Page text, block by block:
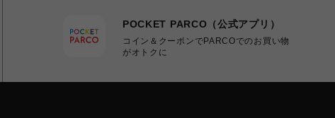
POCKET PARCO（公式アプリ）
コイン＆クーポンでPARCOでのお買い物
がオトクに